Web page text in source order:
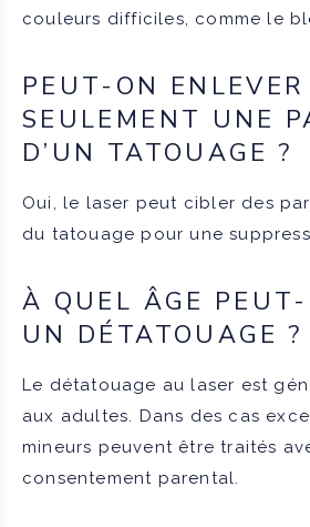
couleurs difficiles, comme le
PEUT-ON ENLEVER
SEULEMENT UNE
D’UN TATOUAGE ?
Oui, le laser peut cibler des
du tatouage pour une
À QUEL ÂGE
UN DÉTATOUAGE ?
Le détatouage au laser est
aux adultes. Dans des cas
mineurs peuvent être traités
consentement parental.